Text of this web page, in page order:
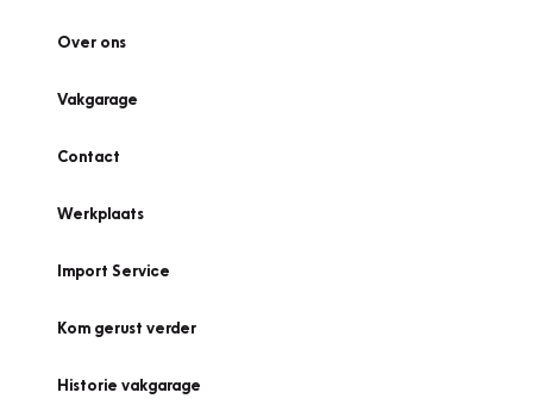
Over ons
Vakgarage
Contact
Werkplaats
Import Service
Kom gerust verder
Historie vakgarage